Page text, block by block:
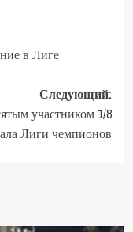
в Лиге
Следующий:
участником 1/8
Лиги чемпионов